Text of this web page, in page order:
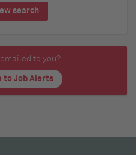
search
to you?
to Job Alerts